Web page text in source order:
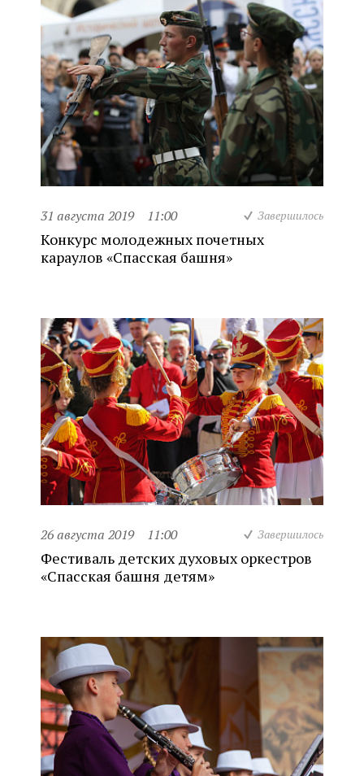
31 августа 2019 11:00 Завершилось
Конкурс молодежных почетных
караулов «Спасская башня»
26 августа 2019 11:00 Завершилось
Фестиваль детских духовых оркестров
«Спасская башня детям»